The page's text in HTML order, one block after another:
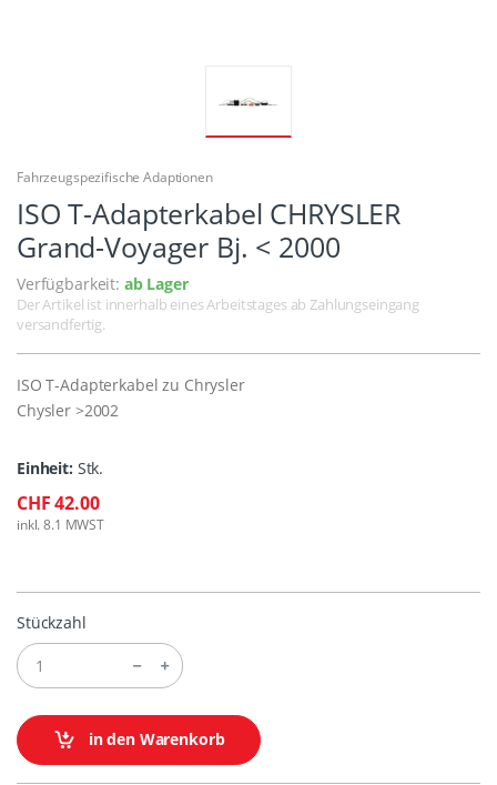
Fahrzeugspezifische Adaptionen
ISO T-Adapterkabel CHRYSLER
Grand-Voyager Bj. < 2000
Verfügbarkeit: ab Lager
Der Artikel ist innerhalb eines Arbeitstages ab Zahlungseingang
versandfertig.
ISO T-Adapterkabel zu Chrysler
Chysler >2002
Einheit: Stk.
CHF 42.00
inkl. 8.1 MWST
Stückzahl
in den Warenkorb